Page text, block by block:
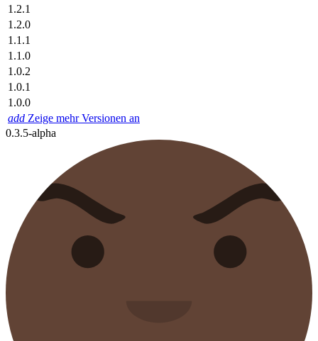
1.2.1
1.2.0
1.1.1
1.1.0
1.0.2
1.0.1
1.0.0
add Zeige mehr Versionen an
0.3.5-alpha